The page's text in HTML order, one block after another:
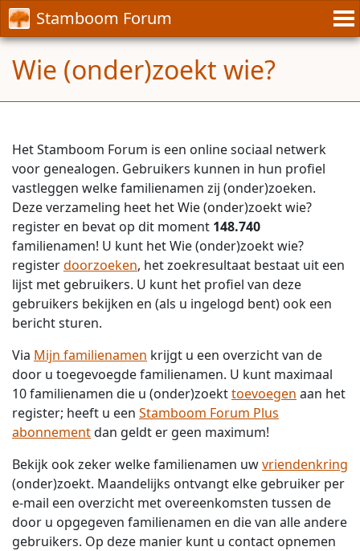
Stamboom Forum
Wie (onder)zoekt wie?
Het Stamboom Forum is een online sociaal netwerk
voor genealogen. Gebruikers kunnen in hun profiel
vastleggen welke familienamen zij (onder)zoeken.
Deze verzameling heet het Wie (onder)zoekt wie?
register en bevat op dit moment 148.740
familienamen! U kunt het Wie (onder)zoekt wie?
registerdoorzoeken, het zoekresultaat bestaat uit een
lijst met gebruikers. U kunt het profiel van deze
gebruikers bekijken en (als u ingelogd bent) ook een
bericht sturen.
Via Mijn familienamen krijgt u een overzicht van de
door u toegevoegde familienamen. U kunt maximaal
10 familienamen die u (onder)zoekttoevoegen aan het
register; heeft u een Stamboom Forum Plus
abonnementdan geldt er geen maximum!
Bekijk ook zeker welke familienamen uwvriendenkring
(onder)zoekt. Maandelijks ontvangt elke gebruiker per
e-mail een overzicht met overeenkomsten tussen de
door u opgegeven familienamen en die van alle andere
gebruikers. Op deze manier kunt u contact opnemen